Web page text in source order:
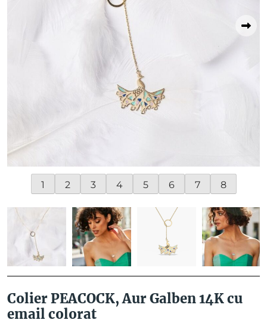
1 2 3 4 5 6 7 8
Colier PEACOCK, Aur Galben 14K cu
email colorat